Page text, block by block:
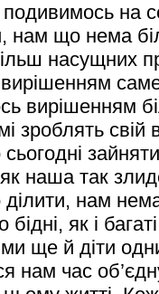
на
нам що нема
насущних
вирішенням
зроблять свій
сьогодні
наша так
ділити, нам
бідні, як і
ще й діти
нам час